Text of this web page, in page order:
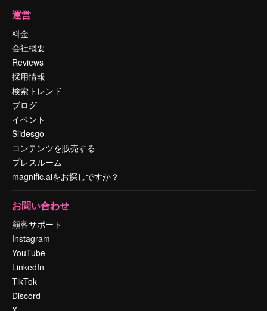
運営
料金
会社概要
Reviews
採用情報
検索トレンド
ブログ
イベント
Slidesgo
コンテンツを販売する
プレスルーム
magnific.aiをお探しですか？
お問い合わせ
顧客サポート
Instagram
YouTube
LinkedIn
TikTok
Discord